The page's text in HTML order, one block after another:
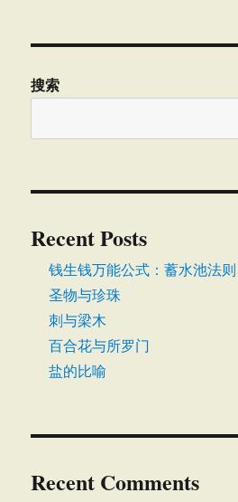
搜索
Recent Posts
钱生钱万能公式：蓄水池法则
圣物与珍珠
刺与梁木
百合花与所罗门
盐的比喻
Recent Comments